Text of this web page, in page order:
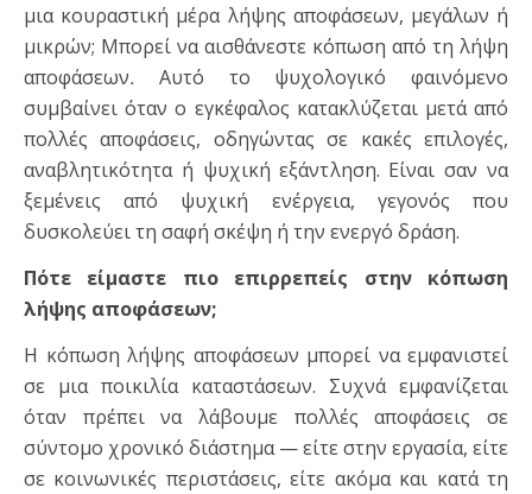
μια κουραστική μέρα λήψης αποφάσεων, μεγάλων ή
μικρών; Μπορεί να αισθάνεστε κόπωση από τη λήψη
αποφάσεων. Αυτό το ψυχολογικό φαινόμενο
συμβαίνει όταν ο εγκέφαλος κατακλύζεται μετά από
πολλές αποφάσεις, οδηγώντας σε κακές επιλογές,
αναβλητικότητα ή ψυχική εξάντληση. Είναι σαν να
ξεμένεις από ψυχική ενέργεια, γεγονός που
δυσκολεύει τη σαφή σκέψη ή την ενεργό δράση.
Πότε είμαστε πιο επιρρεπείς στην κόπωση
λήψης αποφάσεων;
Η κόπωση λήψης αποφάσεων μπορεί να εμφανιστεί
σε μια ποικιλία καταστάσεων. Συχνά εμφανίζεται
όταν πρέπει να λάβουμε πολλές αποφάσεις σε
σύντομο χρονικό διάστημα — είτε στην εργασία, είτε
σε κοινωνικές περιστάσεις, είτε ακόμα και κατά τη